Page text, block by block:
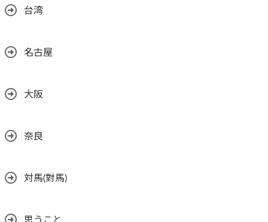
台湾
名古屋
大阪
奈良
対馬(對馬)